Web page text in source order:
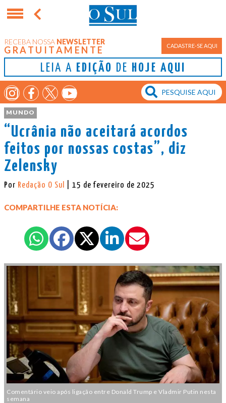
RECEBA NOSSA NEWSLETTER
GRATUITAMENTE CADASTRE-SE AQUI
LEIA A EDIÇÃO DE HOJE AQUI
MUNDO
“Ucrânia não aceitará acordos
feitos por nossas costas”, diz
Zelensky
Por Redação O Sul | 15 de fevereiro de 2025
COMPARTILHE ESTA NOTÍCIA:
Comentário veio após ligação entre Donald Trump e Vladmir Putin nesta
semana